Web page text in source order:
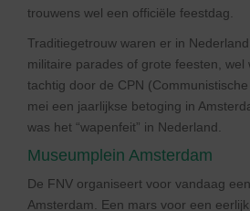
trouwens wel een officiële feestdag.
Traditiegetrouw waren er in
militaire parades of grote feesten, wel
tachtig door de CPN
mei een jaarlijkse betoging in
was het “wapenfeit” in Nederland.
Museumplein Amsterdam
De FNV organiseert voor vandaag
Amsterdam. Een mars voor een